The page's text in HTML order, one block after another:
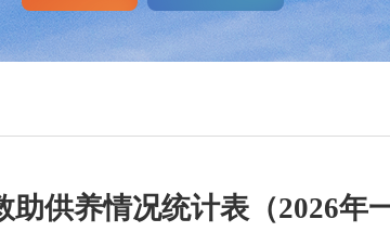
助供养情况统计表（2026年